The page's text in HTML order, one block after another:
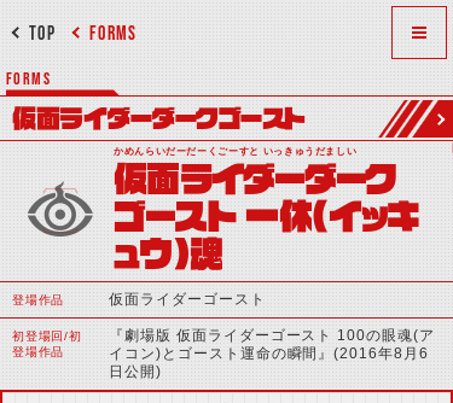
FORMS
TOP
FORMS
仮面ライダーダークゴースト
かめんらいだーだーくごーすと いっきゅうだましい
仮面ライダーダーク
ゴースト 一休(イッキ
ュウ)魂
登場作品 仮面ライダーゴースト
初登場回/初
登場作品
『劇場版 仮面ライダーゴースト 100の眼魂(ア
イコン)とゴースト運命の瞬間』(2016年8月6
日公開)